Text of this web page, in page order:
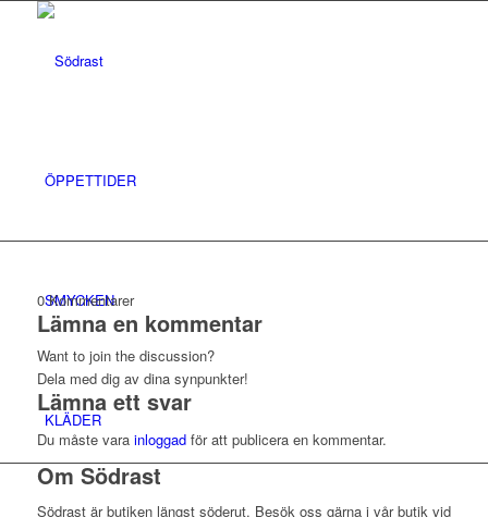
ÖPPETTIDER
SMYCKEN
KLÄDER
0 Kommentarer
Lämna en kommentar
Want to join the discussion?
Dela med dig av dina synpunkter!
Lämna ett svar
Du måste vara inloggadför att publicera en kommentar.
Om Södrast
Södrast är butiken längst söderut. Besök oss gärna i vår butik vid